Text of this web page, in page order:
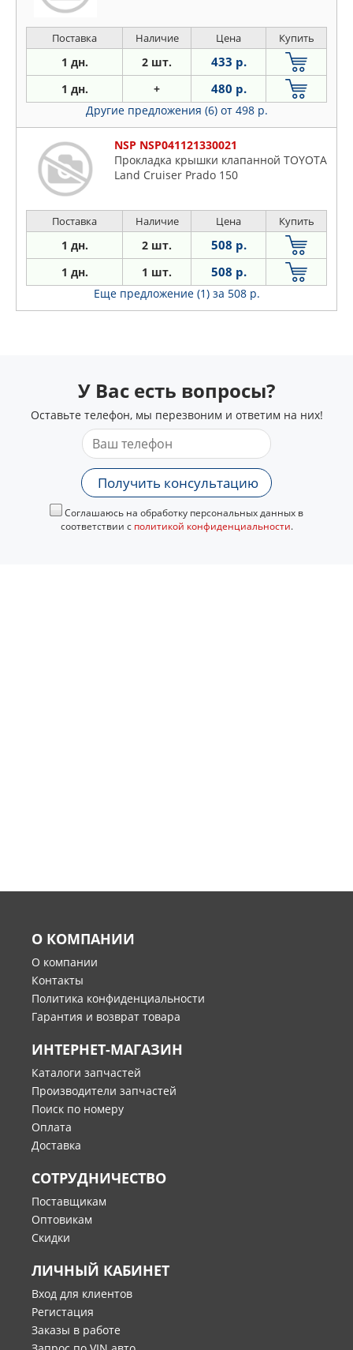
Поставка Наличие Цена Купить
1 дн. 2 шт. 433 р.
1 дн. + 480 р.
Другие предложения (6) от 498 р.
NSP NSP041121330021
Прокладка крышки клапанной TOYOTA
Land Cruiser Prado 150
Поставка Наличие Цена Купить
1 дн. 2 шт. 508 р.
1 дн. 1 шт. 508 р.
Еще предложение (1) за 508 р.
У Вас есть вопросы?
Оставьте телефон, мы перезвоним и ответим на них!
Получить консультацию
Соглашаюсь на обработку персональных данных в
соответствии с политикой конфиденциальности.
О КОМПАНИИ
О компании
Контакты
Политика конфиденциальности
Гарантия и возврат товара
ИНТЕРНЕТ-МАГАЗИН
Каталоги запчастей
Производители запчастей
Поиск по номеру
Оплата
Доставка
СОТРУДНИЧЕСТВО
Поставщикам
Оптовикам
Скидки
ЛИЧНЫЙ КАБИНЕТ
Вход для клиентов
Регистация
Заказы в работе